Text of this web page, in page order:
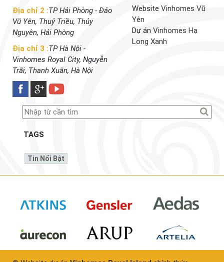
Địa chỉ 2 :TP Hải Phòng - Đảo
Vũ Yên, Thuỷ Triều, Thủy
Nguyên, Hải Phòng
Địa chỉ 3 :TP Hà Nội -
Vinhomes Royal City, Nguyễn
Trãi, Thanh Xuân, Hà Nội
Website Vinhomes Vũ
Yên
Dự án Vinhomes Hạ
Long Xanh
TAGS
Tin Nổi Bật